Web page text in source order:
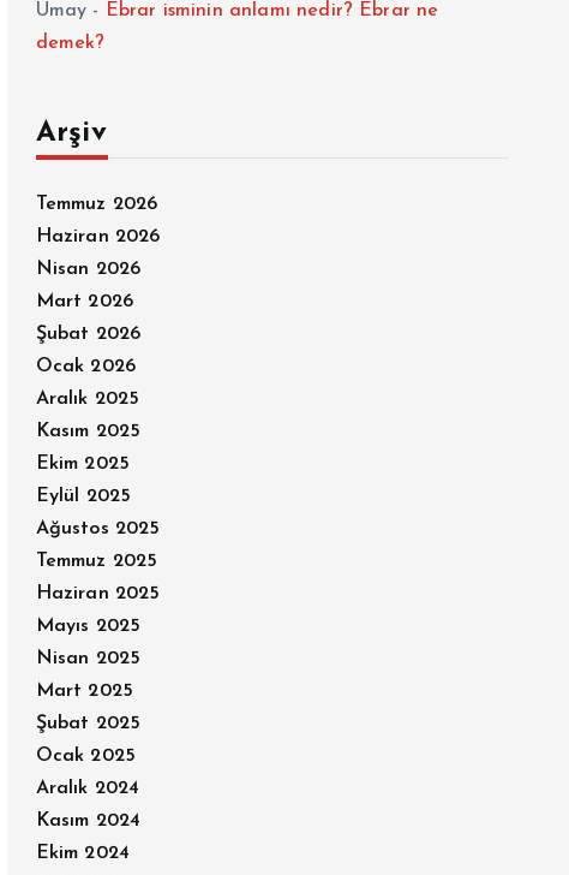
Umay -
Ebrar isminin anlamı nedir? Ebrar ne
demek?
Arşiv
Temmuz 2026
Haziran 2026
Nisan 2026
Mart 2026
Şubat 2026
Ocak 2026
Aralık 2025
Kasım 2025
Ekim 2025
Eylül 2025
Ağustos 2025
Temmuz 2025
Haziran 2025
Mayıs 2025
Nisan 2025
Mart 2025
Şubat 2025
Ocak 2025
Aralık 2024
Kasım 2024
Ekim 2024